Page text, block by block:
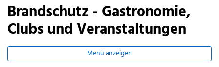
Brandschutz - Gastronomie,
Clubs und Veranstaltungen
Menü anzeigen